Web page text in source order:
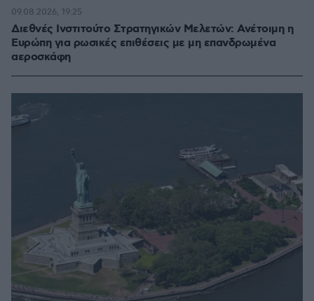
Διεθνές Ινστιτούτο Στρατηγικών Μελετών: Ανέτοιμη η
Ευρώπη για ρωσικές επιθέσεις με μη επανδρωμένα
αεροσκάφη
09.08.2026, 19:25